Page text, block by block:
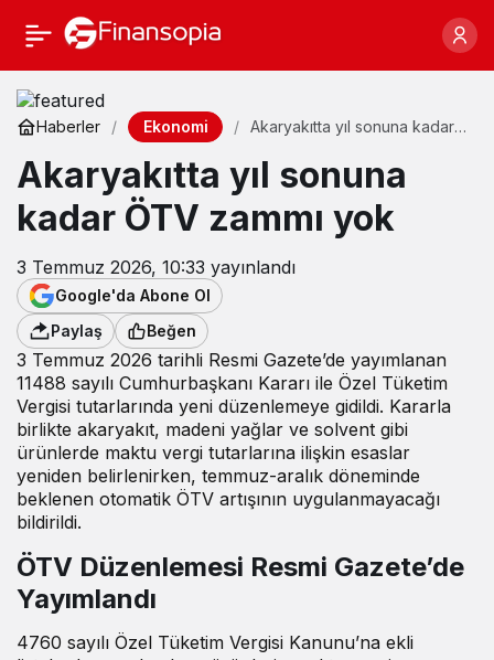
Haberler Ekonomi
Akaryakıtta yıl sonuna kadar
Akaryakıtta yıl sonuna
kadar ÖTV zammı yok
3 Temmuz 2026, 10:33 yayınlandı
Google'da Abone Ol
Paylaş
Beğen
3 Temmuz 2026 tarihli Resmi Gazete’de yayımlanan
11488 sayılı Cumhurbaşkanı Kararı ile Özel Tüketim
Vergisi tutarlarında yeni düzenlemeye gidildi. Kararla
birlikte akaryakıt, madeni yağlar ve solvent gibi
ürünlerde maktu vergi tutarlarına ilişkin esaslar
yeniden belirlenirken, temmuz-aralık döneminde
beklenen otomatik ÖTV artışının uygulanmayacağı
bildirildi.
ÖTV Düzenlemesi Resmi Gazete’de
Yayımlandı
4760 sayılı Özel Tüketim Vergisi Kanunu’na ekli